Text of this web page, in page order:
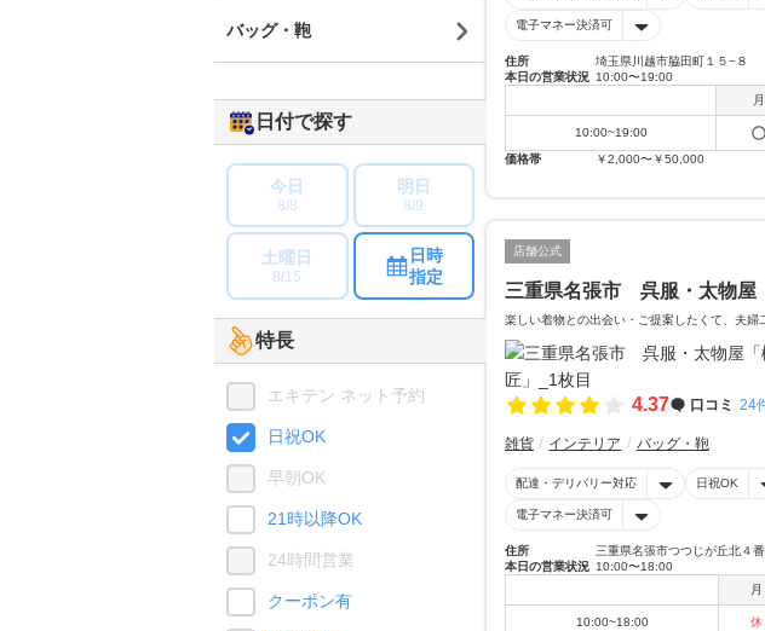
電子マネー決済可
住所
埼玉県川越市脇田町１５−８
本日の営業状況 10:00〜19:00
月
10:00~19:00
価格帯
￥2,000〜￥50,000
店舗公式
三重県名張市 呉服・太物屋
楽しい着物との出会い・ご提案したくて、夫婦
4.37 口コミ 24
雑貨 インテリア バッグ・鞄
配達・デリバリー対応 日祝OK
電子マネー決済可
住所
三重県名張市つつじが丘北４
本日の営業状況 10:00〜18:00
月
10:00~18:00 休
バッグ・鞄
日付で探す
今日
8/8
明日
8/9
土曜日
8/15
日時
指定
特長
エキテン ネット予約
日祝OK
早朝OK
21時以降OK
24時間営業
クーポン有